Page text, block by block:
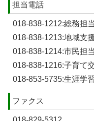
担当電話
018-838-1212:総務担当
018-838-1213:地域支
018-838-1214:市民担当
018-838-1216:子育て
018-853-5735:生涯学
ファクス